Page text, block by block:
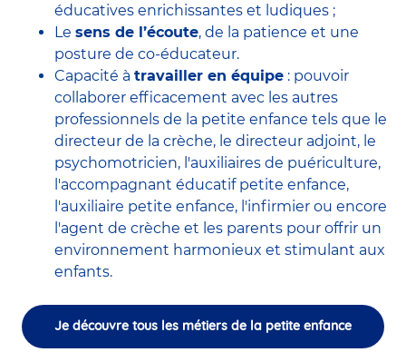
éducatives enrichissantes et ludiques ;
Le sens de l’écoute, de la patience et une
posture de co-éducateur.
Capacité à travailler en équipe : pouvoir
collaborer efficacement avec les autres
professionnels de la petite enfance tels que le
directeur de la crèche, le directeur adjoint, le
psychomotricien, l'auxiliaires de puériculture,
l'accompagnant éducatif petite enfance,
l'auxiliaire petite enfance, l'infirmier ou encore
l'agent de crèche et les parents pour offrir un
environnement harmonieux et stimulant aux
enfants.
Je découvre tous les métiers de la petite enfance